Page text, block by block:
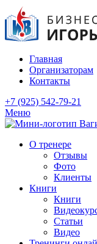
Главная
Организаторам
Контакты
+7 (925) 542-79-21
Меню
О тренере
Отзывы
Фото
Клиенты
Книги
Книги
Статьи
Видео